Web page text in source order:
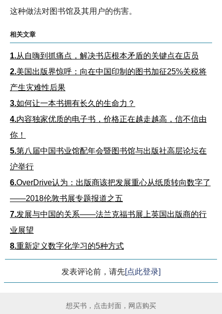
这种做法对图书馆及其用户的伤害。
相关文章
1.从自嗨到抓痛点，解决书店根本矛盾的关键点在店员
2.美国出版界惊呼：向在中国印制的图书加征25%关税将
产生灾难性后果
3.如何让一本书拥有长久的生命力？
4.内容独家优质的电子书，价格正在越走越高，信不信由
你！
5.第八届中国书业馆配年会暨图书馆与出版社高层论坛在
沪举行
6.OverDrive认为：出版商该把发展重心从纸质转向数字了
——2018伦敦书展专题报道之五
7.发展与中国的关系——法兰克福书展上英国出版商的行
业展望
8.重新定义数字化学习的5种方式
发表评论前，请先[点此登录]
想买书，点击封面，网店购买